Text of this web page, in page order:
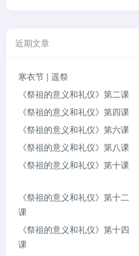
近期文章
寒衣节 | 遥祭
《祭祖的意义和礼仪》第二课
《祭祖的意义和礼仪》第四课
《祭祖的意义和礼仪》第六课
《祭祖的意义和礼仪》第八课
《祭祖的意义和礼仪》第十课
《祭祖的意义和礼仪》第十二
课
《祭祖的意义和礼仪》第十四
课